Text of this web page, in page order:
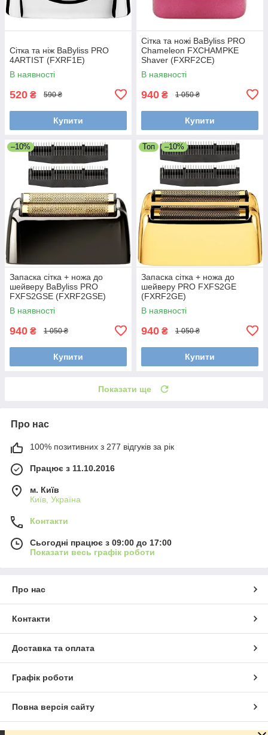
Сітка та ніж BaByliss PRO
4ARTIST (FXRF1E)
В наявності
520 ₴ 590 ₴
Купити
Сітка та ножі BaByliss PRO
Chameleon FXCHAMPKE
Shaver (FXRF2CE)
В наявності
940 ₴ 1 050 ₴
Купити
–10%
Запаска сітка + ножа до
шейверу BaByliss PRO
FXFS2GSE (FXRF2GSE)
В наявності
940 ₴ 1 050 ₴
Купити
Топ –10%
Запаска сітка + ножа до
шейверу PRO FXFS2GE
(FXRF2GE)
В наявності
940 ₴ 1 050 ₴
Купити
Показати ще
Про нас
100% позитивних з 277 відгуків за рік
Працює з 11.10.2016
м. Київ
Київ, Україна
Контакти
Сьогодні працює з 09:00 до 17:00
Показати весь графік роботи
Про нас
Контакти
Доставка та оплата
Графік роботи
Повна версія сайту